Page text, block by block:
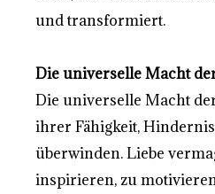
und transformiert.
Die universelle Macht
Die universelle Macht
ihrer Fähigkeit,
überwinden. Liebe
inspirieren, zu